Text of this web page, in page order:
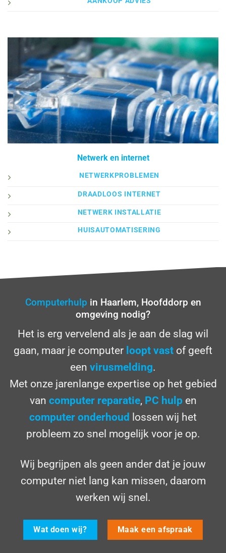
Netwerk en internet
NETWERKPROBLEMEN
DRAADLOOS INTERNET
NETWERK INSTALLATIE
HUISAUTOMATISERING
Computerhulp in Haarlem, Hoofddorp en
omgeving nodig?
Het is erg vervelend als je aan de slag wil
gaan, maar je computer loopt vast of geeft
een virusmelding.
Met onze jarenlange expertise op het gebied
van computer reparatie, PC hulp en
computer onderhoud
lossen wij het
probleem zo snel mogelijk voor je op.
Wij begrijpen als geen ander dat je jouw
computer niet lang kan missen, daarom
werken wij snel.
Wat doen wij? Maak een afspraak